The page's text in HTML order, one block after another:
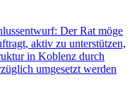
Der Rat möge
aktiv zu unterstützen,
in Koblenz durch
umgesetzt werden